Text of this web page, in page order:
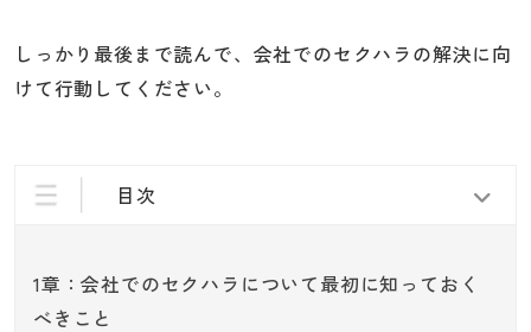
しっかり最後まで読んで、会社でのセクハラの解決に向
けて行動してください。
目次
1章：会社でのセクハラについて最初に知っておく
べきこと